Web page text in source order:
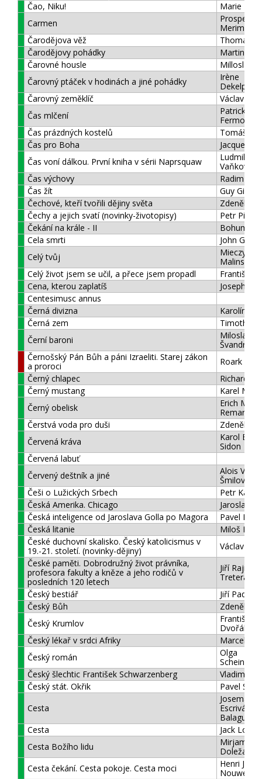
Čao, Niku!
Marie
Carmen
Prosper
Merimée
Čarodějova věž
Thomas
Čarodějovy pohádky
Martin
Čarovné housle
Milloslav
Čarovný ptáček v hodinách a jiné pohádky
Irène
Čarovný zeměklíč
Václav
Čas mlčení
Patrick
Fermor
Čas prázdných kostelů
Tomáš
Čas pro Boha
Jacques
Čas voní dálkou. První kniha v sérii Naprsquaw
Ludmila
Vaňková
Čas výchovy
Radim
Čas žít
Guy Gilbert
Čechové, kteří tvořili dějiny světa
Zdeněk
Čechy a jejich svatí (novinky-životopisy)
Petr Piťha
Čekání na krále - II
Bohumil
Cela smrti
John
Celý tvůj
Malinski
Celý život jsem se učil, a přece jsem propadl
František
Cena, kterou zaplatíš
Joseph
Centesimusc annus
Černá divizna
Karolína
Černá zem
Timothy
Černí baroni
Miloslav
Švandrlík
Černošský Pán Bůh a páni Izraeliti. Starej zákon
a proroci
Roark
Černý chlapec
Richard
Černý mustang
Karel May
Černý obelisk
Erich Maria
Remarque
Čerstvá voda pro duši
Zdeněk
Červená kráva
Karol
Sidon
Červená labuť
Červený deštník a jiné
Alois
Šmilovský
Češi o Lužických Srbech
Petr Kaleta
Česká Amerika. Chicago
Jaroslav
Česká inteligence od Jaroslava Golla po Magora
Pavel
Česká litanie
Miloš
České duchovní skalisko. Český katolicismus v
19.-21. století. (novinky-dějiny)
Václav
České paměti. Dobrodružný život právníka,
profesora fakulty a kněze a jeho rodičů v
posledních 120 letech
Jiří
Tretera
Český bestiář
Jiří Padevět
Český Bůh
Zdeněk
Český Krumlov
František
Dvořák
Český lékař v srdci Afriky
Marcela
Český román
Olga
Český šlechtic František Schwarzenberg
Vladimír
Český stát. Okřik
Pavel
Cesta
Josemaria
Escrivá de
Balaguer
Cesta
Jack
Cesta Božího lidu
Mirjam
Doležalová
Cesta čekání. Cesta pokoje. Cesta moci
Henri J.M.
Nouwen